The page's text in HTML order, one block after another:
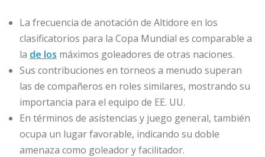
La frecuencia de anotación de Altidore en los
clasificatorios para la Copa Mundial es comparable a
la de los máximos goleadores de otras naciones.
Sus contribuciones en torneos a menudo superan
las de compañeros en roles similares, mostrando su
importancia para el equipo de EE. UU.
En términos de asistencias y juego general, también
ocupa un lugar favorable, indicando su doble
amenaza como goleador y facilitador.